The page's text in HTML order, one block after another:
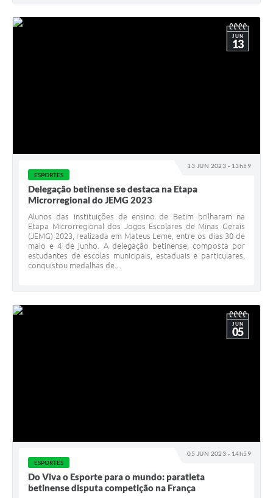
13 JUN 2023 - 13h59
JUN
13
ESPORTES
Delegação betinense se destaca na Etapa
Microrregional do JEMG 2023
Alunos das instituições de ensino de Betim brilharam na
Etapa Microrregional dos Jogos Escolares de Minas Gerais
(JEMG) 2023, realizada em Mateus Leme, entre os dias 30 de
maio e 4 de junho. A delegação betinense, composta por
estudantes de escolas municipais, estaduais e particulares,
conquistou medalhas de...
05 JUN 2023 - 14h59
JUN
05
ESPORTES
Do Viva o Esporte para o mundo: paratleta
betinense disputa competição na França